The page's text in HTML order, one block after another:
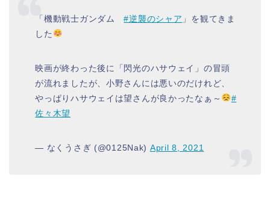
「機動戦士ガンダム#逆襲のシャア 」を観てきま
した
映画が終わった後に「閃光のハサウェイ」の冒頭
が流れましたが、小野さんには悪いのだけれど、
やっぱりハサウェイは望さんが良かったなぁ～
#
佐々木望
— なくうさぎ (@0125Nak) April 8, 2021